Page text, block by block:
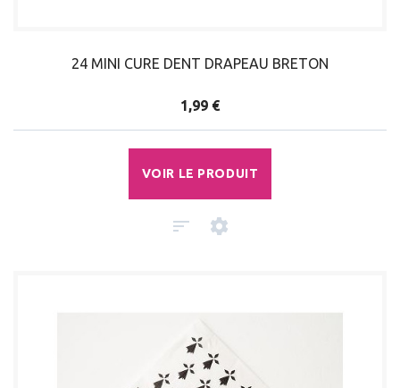
24 MINI CURE DENT DRAPEAU BRETON
1,99 €
VOIR LE PRODUIT